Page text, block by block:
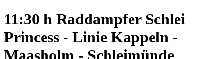
11:30 h Raddampfer Schlei
Princess - Linie Kappeln -
Maasholm - Schleimünde